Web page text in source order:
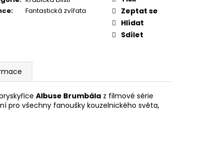
: Fantastická zvířata
Zeptat se
Hlídat
Sdílet
Albuse Brumbála z filmové série
pro všechny fanoušky kouzelnického světa,